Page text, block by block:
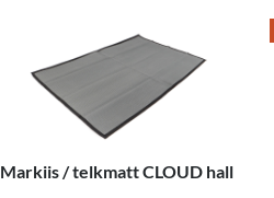
Markiis / telkmatt CLOUD hall